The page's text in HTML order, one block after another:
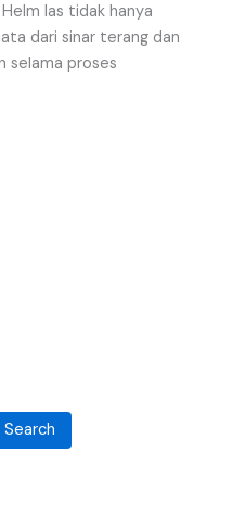
las tidak hanya
dari sinar terang dan
selama proses
Search